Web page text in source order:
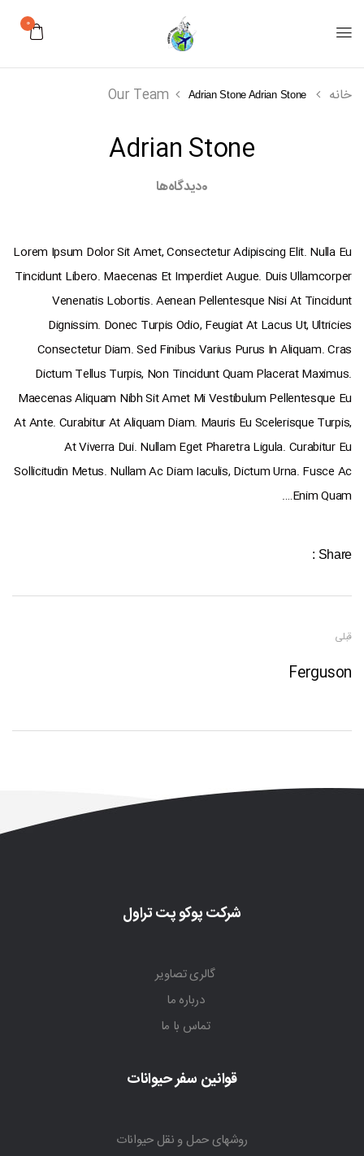
0
خانه Our Team Adrian Stone Adrian Stone
Adrian Stone
0دیدگاه‌ها
Lorem Ipsum Dolor Sit Amet, Consectetur Adipiscing Elit. Nulla Eu
Tincidunt Libero. Maecenas Et Imperdiet Augue. Duis Ullamcorper
Venenatis Lobortis. Aenean Pellentesque Nisi At Tincidunt
Dignissim. Donec Turpis Odio, Feugiat At Lacus Ut, Ultricies
Consectetur Diam. Sed Finibus Varius Purus In Aliquam. Cras
Dictum Tellus Turpis, Non Tincidunt Quam Placerat Maximus.
Maecenas Aliquam Nibh Sit Amet Mi Vestibulum Pellentesque Eu
At Ante. Curabitur At Aliquam Diam. Mauris Eu Scelerisque Turpis,
At Viverra Dui. Nullam Eget Pharetra Ligula. Curabitur Eu
Sollicitudin Metus. Nullam Ac Diam Iaculis, Dictum Urna. Fusce Ac
Enim Quam….
Share :
قبلی
Ferguson
شرکت پوکو پت تراول
گالری تصاویر
درباره ما
تماس با ما
قوانین سفر حیوانات
روشهای حمل و نقل حیوانات